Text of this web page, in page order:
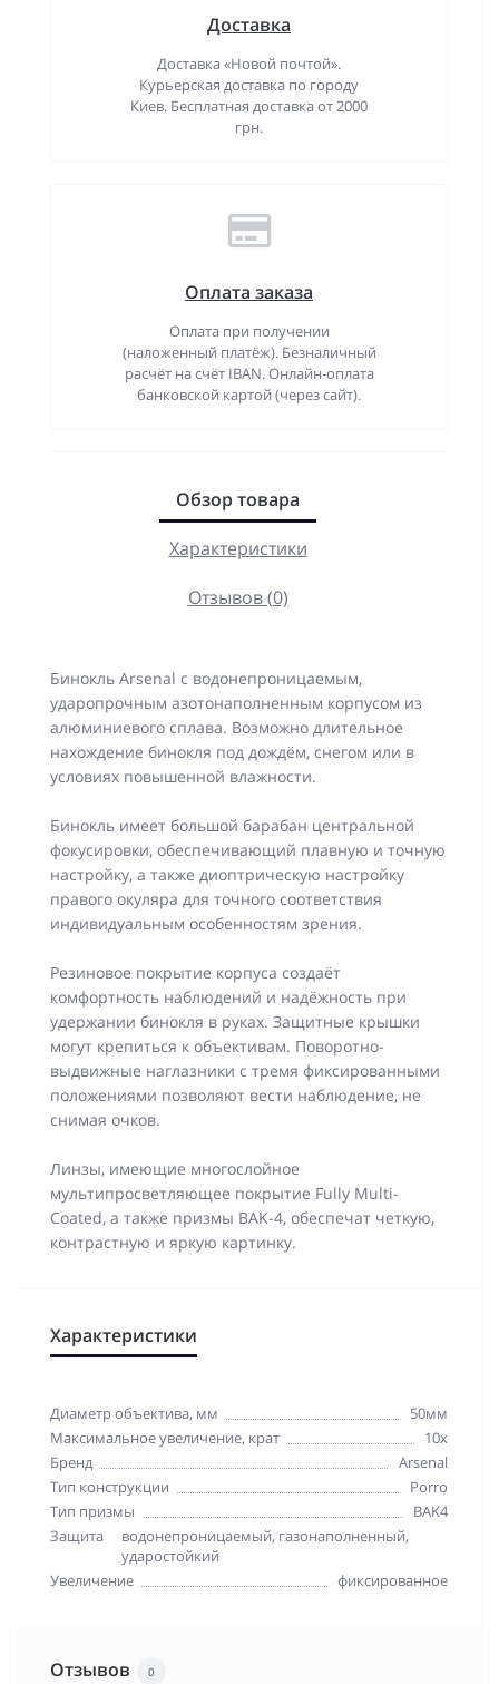
Доставка
Доставка «Новой почтой».
Курьерская доставка по городу
Киев. Бесплатная доставка от 2000
грн.
Оплата заказа
Оплата при получении
(наложенный платёж). Безналичный
расчёт на счёт IBAN. Онлайн-оплата
банковской картой (через сайт).
Обзор товара
Характеристики
Отзывов (0)
Бинокль Arsenal с водонепроницаемым,
ударопрочным азотонаполненным корпусом из
алюминиевого сплава. Возможно длительное
нахождение бинокля под дождём, снегом или в
условиях повышенной влажности.
Бинокль имеет большой барабан центральной
фокусировки, обеспечивающий плавную и точную
настройку, а также диоптрическую настройку
правого окуляра для точного соответствия
индивидуальным особенностям зрения.
Резиновое покрытие корпуса создаёт
комфортность наблюдений и надёжность при
удержании бинокля в руках. Защитные крышки
могут крепиться к объективам. Поворотно-
выдвижные наглазники с тремя фиксированными
положениями позволяют вести наблюдение, не
снимая очков.
Линзы, имеющие многослойное
мультипросветляющее покрытие Fully Multi-
Coated, а также призмы BAK-4, обеспечат четкую,
контрастную и яркую картинку.
Характеристики
Диаметр объектива, мм
50мм
Максимальное увеличение, крат
10x
Бренд
Arsenal
Тип конструкции
Porro
Тип призмы
BAK4
Защита
водонепроницаемый, газонаполненный,
ударостойкий
Увеличение
фиксированное
Отзывов 0